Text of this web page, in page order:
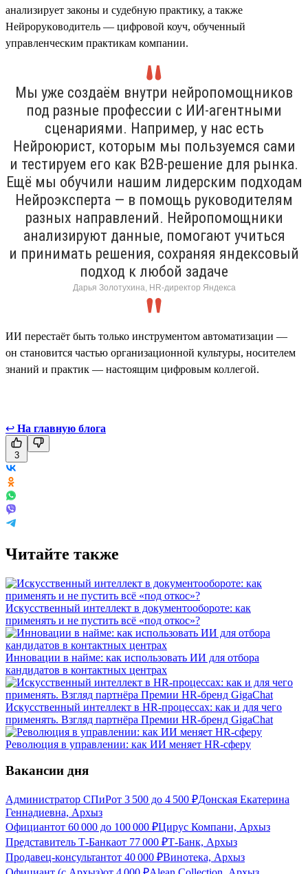
анализирует законы и судебную практику, а также
Нейрорукoводитель — цифровой коуч, обученный
управленческим практикам компании.
Мы уже создаём внутри нейропомощников
под разные профессии с ИИ-агентными
сценариями. Например, у нас есть
Нейроюрист, которым мы пользуемся сами
и тестируем его как B2B-решение для рынка.
Ещё мы обучили нашим лидерским подходам
Нейроэксперта — в помощь руководителям
разных направлений. Нейропомощники
анализируют данные, помогают учиться
и принимать решения, сохраняя яндексовый
подход к любой задаче
Дарья Золотухина, HR-директор Яндекса
ИИ перестаёт быть только инструментом автоматизации —
он становится частью организационной культуры, носителем
знаний и практик — настоящим цифровым коллегой.
↩ На главную блога
3
Читайте также
Искусственный интеллект в документообороте: как
применять и не пустить всё «под откос»?
Инновации в найме: как использовать ИИ для отбора
кандидатов в контактных центрах
Искусственный интеллект в HR-процессах: как и для чего
применять. Взгляд партнёра Премии HR-бренд GigaChat
Революция в управлении: как ИИ меняет HR-сферу
Вакансии дня
Администратор СПиРот 3 500 до 4 500 ₽Донская Екатерина
Геннадиевна, Архыз
Официантот 60 000 до 100 000 ₽Цирус Компани, Архыз
Представитель Т-Банкаот 77 000 ₽Т-Банк, Архыз
Продавец-консультантот 40 000 ₽Винотека, Архыз